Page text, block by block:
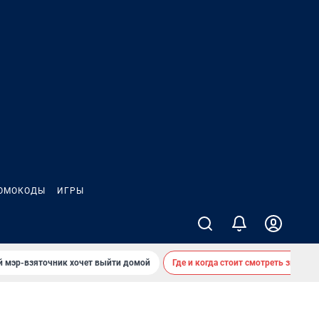
ИГРЫ
мэр-взяточник хочет выйти домой Где и когда стоит смотреть